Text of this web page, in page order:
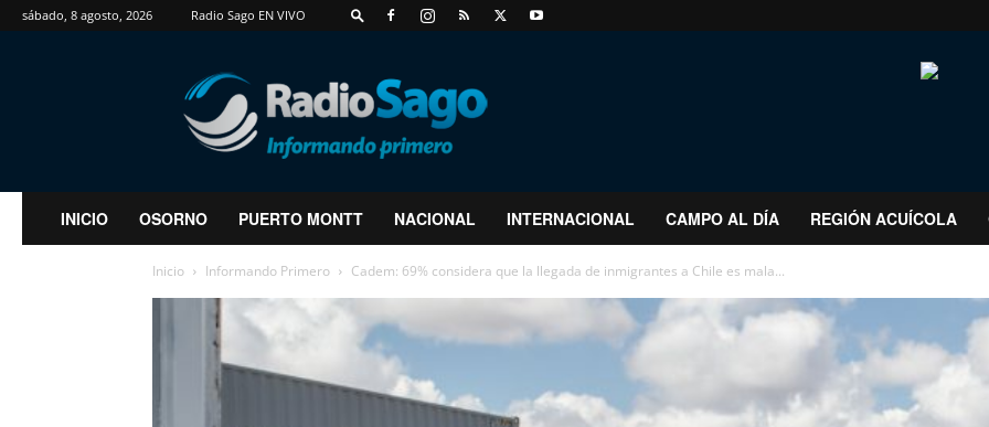
sábado, 8 agosto, 2026 Radio Sago EN VIVO
RadioSago
INICIO OSORNO PUERTO MONTT NACIONAL INTERNACIONAL CAMPO AL DÍA REGIÓN ACUÍCOLA
Inicio Informando Primero Cadem: 69% considera que la llegada de inmigrantes a Chile es mala...